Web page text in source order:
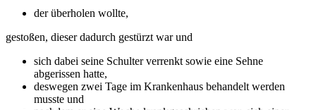
der überholen wollte,
gestoßen, dieser dadurch gestürzt war und
sich dabei seine Schulter verrenkt sowie eine Sehne
abgerissen hatte,
deswegen zwei Tage im Krankenhaus behandelt werden
musste und